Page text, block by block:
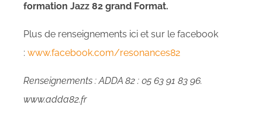
formation Jazz 82 grand Format.
Plus de renseignements ici et sur le facebook
: www.facebook.com/resonances82
Renseignements : ADDA 82 : 05 63 91 83 96.
www.adda82.fr